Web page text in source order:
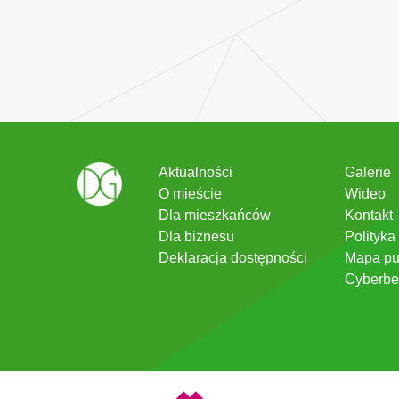
Aktualności
O mieście
Dla mieszkańców
Dla biznesu
Deklaracja dostępności
Galerie
Wideo
Kontakt
Mapa